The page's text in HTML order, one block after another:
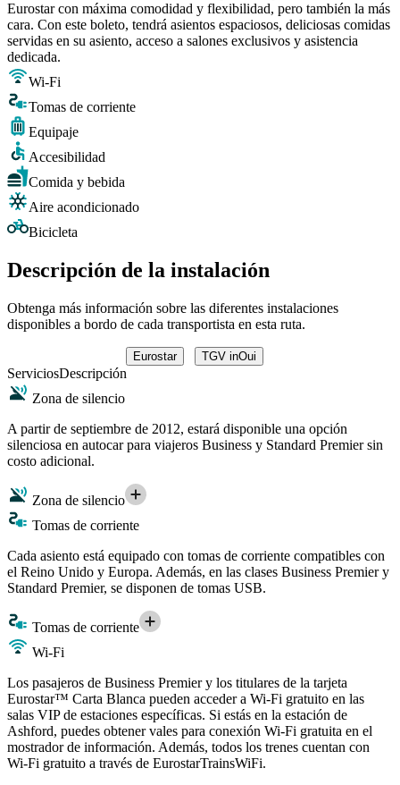
Eurostar con máxima comodidad y flexibilidad, pero también la más
cara. Con este boleto, tendrá asientos espaciosos, deliciosas comidas
servidas en su asiento, acceso a salones exclusivos y asistencia
dedicada.
Wi-Fi
Tomas de corriente
Equipaje
Accesibilidad
Comida y bebida
Aire acondicionado
Bicicleta
Descripción de la instalación
Obtenga más información sobre las diferentes instalaciones
disponibles a bordo de cada transportista en esta ruta.
Eurostar TGV inOui
ServiciosDescripción
Zona de silencio
A partir de septiembre de 2012, estará disponible una opción
silenciosa en autocar para viajeros Business y Standard Premier sin
costo adicional.
Zona de silencio
Tomas de corriente
Cada asiento está equipado con tomas de corriente compatibles con
el Reino Unido y Europa. Además, en las clases Business Premier y
Standard Premier, se disponen de tomas USB.
Tomas de corriente
Wi-Fi
Los pasajeros de Business Premier y los titulares de la tarjeta
Eurostar™ Carta Blanca pueden acceder a Wi-Fi gratuito en las
salas VIP de estaciones específicas. Si estás en la estación de
Ashford, puedes obtener vales para conexión Wi-Fi gratuita en el
mostrador de información. Además, todos los trenes cuentan con
Wi-Fi gratuito a través de EurostarTrainsWiFi.